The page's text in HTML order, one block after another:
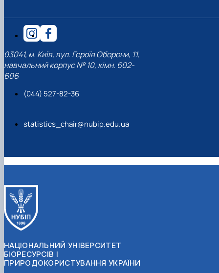
03041, м. Київ, вул. Героїв Оборони, 11,
навчальний корпус № 10, кімн. 602-
606
(044) 527-82-36
statistics_chair@nubip.edu.ua
НАЦІОНАЛЬНИЙ УНІВЕРСИТЕТ
БІОРЕСУРСІВ І
ПРИРОДОКОРИСТУВАННЯ УКРАЇНИ